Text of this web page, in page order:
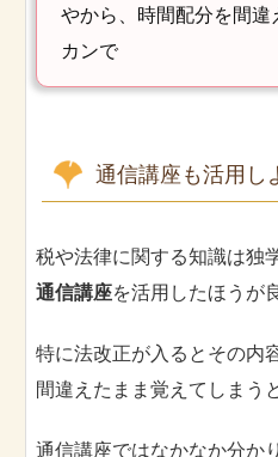
やから、時間配分を間違
カンで
通信講座も活用し
税や法律に関する知識は独
通信講座を活用したほうが
特に法改正が入るとその内
間違えたまま覚えてしまう
通信講座ではなかなか分か